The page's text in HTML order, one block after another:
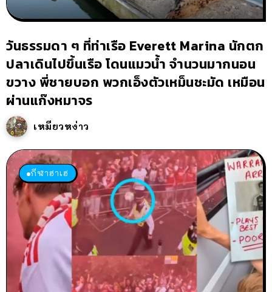
วันธรรมดา ๆ ที่ท่าเรือ Everett Marina นักตก
ปลาเดินไปขึ้นเรือ โดนแมวน้ำ จำนวนมากนอน
ขวาง พี่ชายบอก พวกเอ็งตัวเหม็นชะมัด เหมือน
ผ่านแก๊งหมาจร
เหมียวหง่าว
กีฬาฮาเฮ